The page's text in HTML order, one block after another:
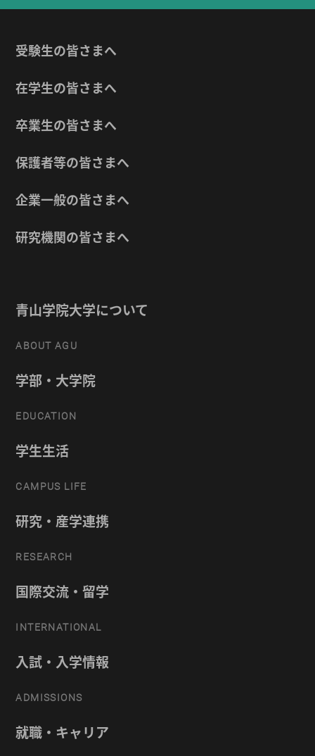
受験生の皆さまへ
在学生の皆さまへ
卒業生の皆さまへ
保護者等の皆さまへ
企業一般の皆さまへ
研究機関の皆さまへ
青山学院大学について
ABOUT AGU
学部・大学院
EDUCATION
学生生活
CAMPUS LIFE
研究・産学連携
RESEARCH
国際交流・留学
INTERNATIONAL
入試・入学情報
ADMISSIONS
就職・キャリア